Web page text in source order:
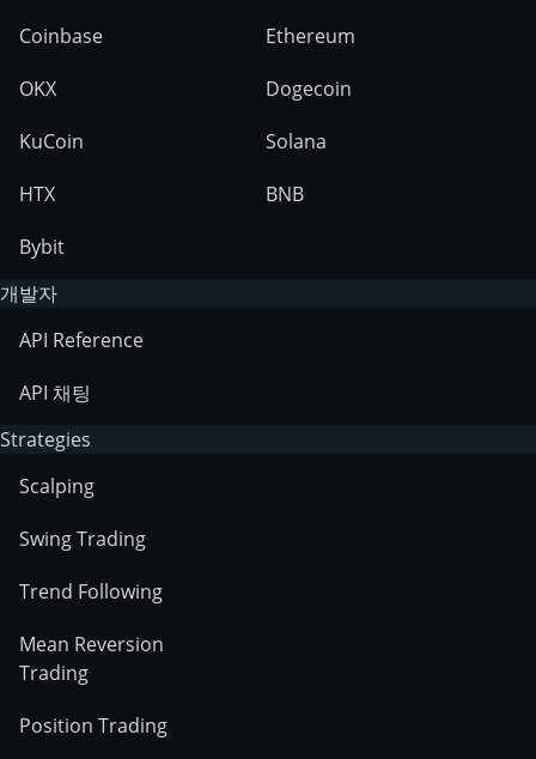
Coinbase
OKX
KuCoin
HTX
Bybit
Ethereum
Dogecoin
Solana
BNB
개발자
API Reference
API 채팅
Strategies
Scalping
Swing Trading
Trend Following
Mean Reversion
Trading
Position Trading